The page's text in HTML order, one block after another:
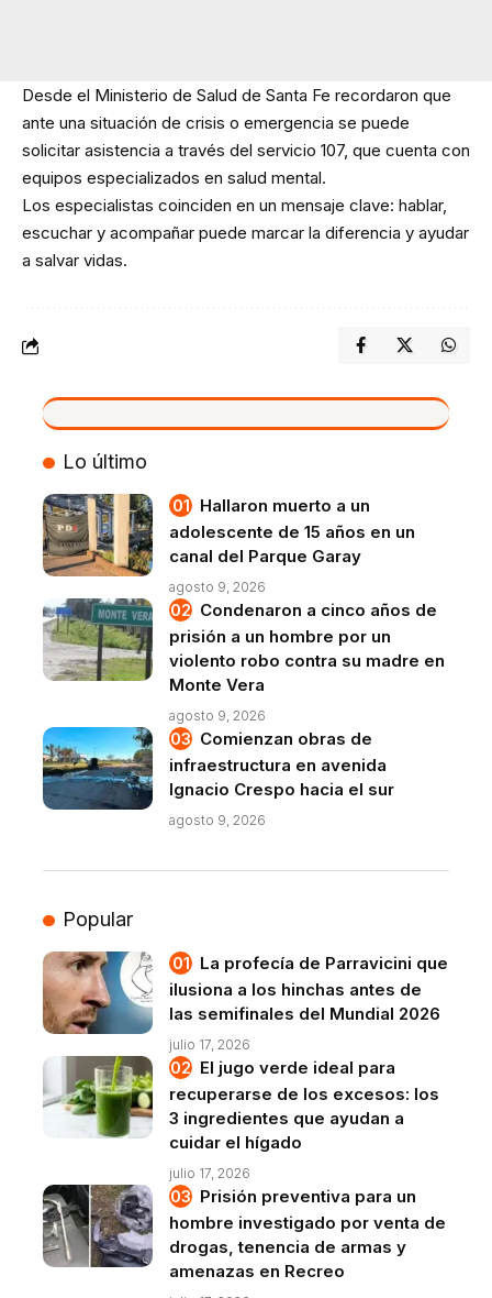
Desde el Ministerio de Salud de Santa Fe recordaron que
ante una situación de crisis o emergencia se puede
solicitar asistencia a través del servicio 107, que cuenta con
equipos especializados en salud mental.
Los especialistas coinciden en un mensaje clave: hablar,
escuchar y acompañar puede marcar la diferencia y ayudar
a salvar vidas.
VIVO
Lo último
Hallaron muerto a un
adolescente de 15 años en un
canal del Parque Garay
agosto 9, 2026
Condenaron a cinco años de
prisión a un hombre por un
violento robo contra su madre en
Monte Vera
agosto 9, 2026
Comienzan obras de
infraestructura en avenida
Ignacio Crespo hacia el sur
agosto 9, 2026
Popular
La profecía de Parravicini que
ilusiona a los hinchas antes de
las semifinales del Mundial 2026
julio 17, 2026
El jugo verde ideal para
recuperarse de los excesos: los
3 ingredientes que ayudan a
cuidar el hígado
julio 17, 2026
Prisión preventiva para un
hombre investigado por venta de
drogas, tenencia de armas y
amenazas en Recreo